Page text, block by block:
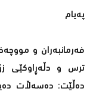
پەیام
فەرمانبەران و
ترس و دڵەڕاوكێی
دەڵێت: دەسەڵات